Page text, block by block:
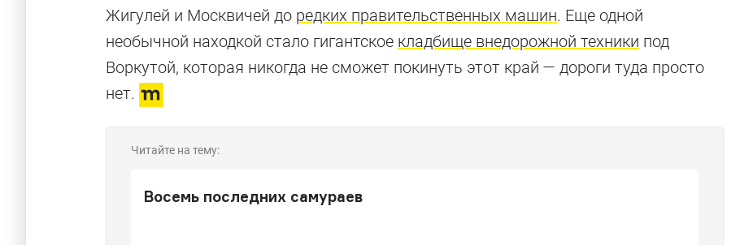
Жигулей и Москвичей до редких правительственных машин. Еще одной
необычной находкой стало гигантское кладбище внедорожной техники под
Воркутой, которая никогда не сможет покинуть этот край — дороги туда просто
нет.
Читайте на тему:
Восемь последних самураев